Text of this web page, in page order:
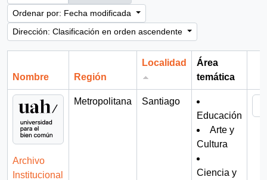
Ordenar por: Fecha modificada
Dirección: Clasificación en orden ascendente
Nombre Región
Localidad
Área
temática
Archivo
Institucional
Metropolitana
Santiago
Educación
Arte y
Cultura
Ciencia y